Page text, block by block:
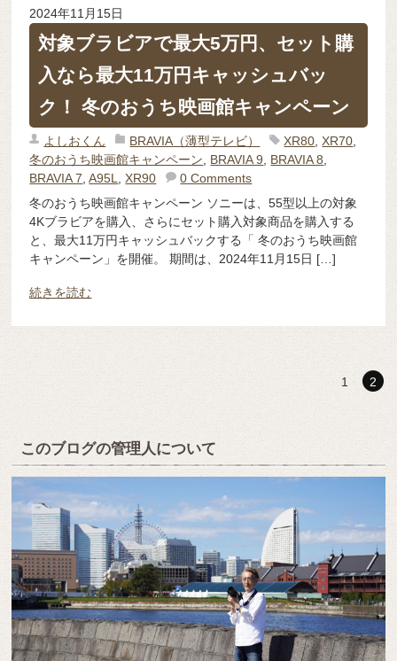
2024年11月15日
対象ブラビアで最大5万円、セット購
入なら最大11万円キャッシュバッ
ク！ 冬のおうち映画館キャンペーン
よしおくん BRAVIA（薄型テレビ） XR80 ,XR70
冬のおうち映画館キャンペーン
BRAVIA 9 BRAVIA 8
BRAVIA 7 ,A95L ,XR90
0 Comments
冬のおうち映画館キャンペーン ソニーは、55型以上の対象
4Kブラビアを購入、さらにセット購入対象商品を購入する
と、最大11万円キャッシュバックする「 冬のおうち映画館
キャンペーン」を開催。 期間は、2024年11月15日 […]
続きを読む
1 2
このブログの管理人について